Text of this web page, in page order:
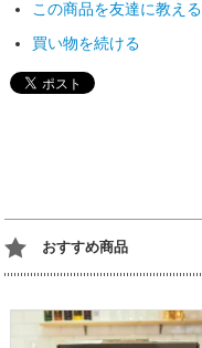
この商品を友達に教える
買い物を続ける
おすすめ商品